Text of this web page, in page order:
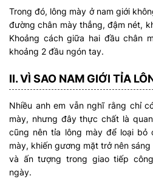
Trong đó, lông mày ở nam giới
đường chân mày thẳng, đậm nét,
Khoảng cách giữa hai đầu chân
khoảng 2 đầu ngón tay.
II. VÌ SAO NAM GIỚI TỈA
Nhiều anh em vẫn nghĩ rằng chỉ
mày, nhưng đây thực chất là
cũng nên tỉa lông mày để loại bỏ
mày, khiến gương mặt trở nên
và ấn tượng trong giao tiếp
ngày.